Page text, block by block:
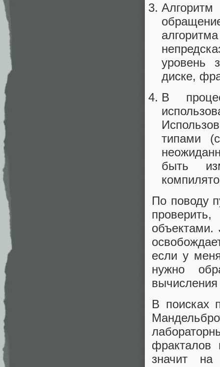
уровень
диске,
В
типами
быть
По поводу
объектами.
если у
нужно
В поисках
фракталов
значит